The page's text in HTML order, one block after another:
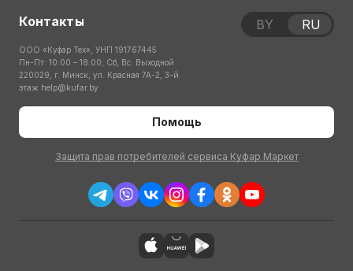
Контакты
ООО «Куфар Тех», УНП 191767445
Пн-Пт: 10:00 – 18:00; Сб, Вс: Выходной
220029, г. Минск, ул. Красная 7А-2, 3-й
этаж help@kufar.by
Помощь
Защита прав потребителей сервиса Куфар Маркет
BY RU